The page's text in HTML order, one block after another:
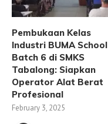
Pembukaan Kelas
Industri BUMA School
Batch 6 di SMKS
Tabalong: Siapkan
Operator Alat Berat
Profesional
February 3, 2025